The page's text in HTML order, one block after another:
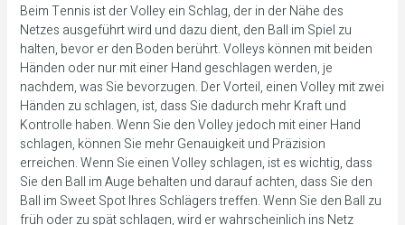
Beim Tennis ist der Volley ein Schlag, der in der Nähe des
Netzes ausgeführt wird und dazu dient, den Ball im Spiel zu
halten, bevor er den Boden berührt. Volleys können mit beiden
Händen oder nur mit einer Hand geschlagen werden, je
nachdem, was Sie bevorzugen. Der Vorteil, einen Volley mit zwei
Händen zu schlagen, ist, dass Sie dadurch mehr Kraft und
Kontrolle haben. Wenn Sie den Volley jedoch mit einer Hand
schlagen, können Sie mehr Genauigkeit und Präzision
erreichen. Wenn Sie einen Volley schlagen, ist es wichtig, dass
Sie den Ball im Auge behalten und darauf achten, dass Sie den
Ball im Sweet Spot Ihres Schlägers treffen. Wenn Sie den Ball zu
früh oder zu spät schlagen, wird er wahrscheinlich ins Netz